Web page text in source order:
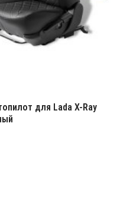
для Lada X-Ray